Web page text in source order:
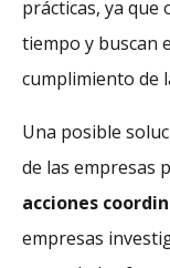
prácticas, ya que
tiempo y buscan
cumplimiento de
Una posible
de las empresas
acciones
empresas